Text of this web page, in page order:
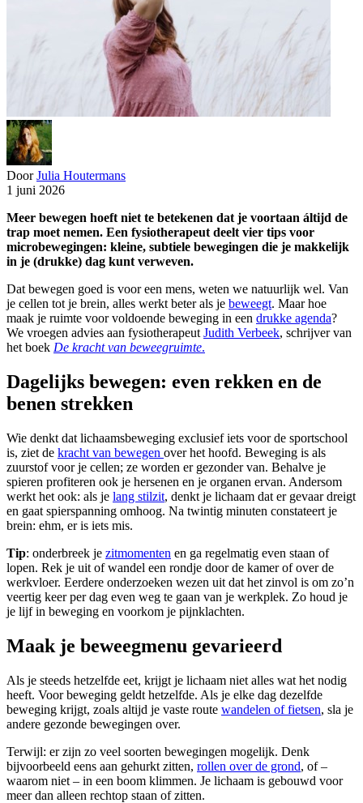
Door Julia Houtermans
1 juni 2026
Meer bewegen hoeft niet te betekenen dat je voortaan áltijd de
trap moet nemen. Een fysiotherapeut deelt vier tips voor
microbewegingen: kleine, subtiele bewegingen die je makkelijk
in je (drukke) dag kunt verweven.
Dat bewegen goed is voor een mens, weten we natuurlijk wel. Van
je cellen tot je brein, alles werkt beter als je beweegt. Maar hoe
maak je ruimte voor voldoende beweging in een drukke agenda?
We vroegen advies aan fysiotherapeut Judith Verbeek, schrijver van
het boek De kracht van beweegruimte.
Dagelijks bewegen: even rekken en de
benen strekken
Wie denkt dat lichaamsbeweging exclusief iets voor de sportschool
is, ziet de kracht van bewegen over het hoofd. Beweging is als
zuurstof voor je cellen; ze worden er gezonder van. Behalve je
spieren profiteren ook je hersenen en je organen ervan. Andersom
werkt het ook: als je lang stilzit, denkt je lichaam dat er gevaar dreigt
en gaat spierspanning omhoog. Na twintig minuten constateert je
brein: ehm, er is iets mis.
Tip: onderbreek je zitmomenten en ga regelmatig even staan of
lopen. Rek je uit of wandel een rondje door de kamer of over de
werkvloer. Eerdere onderzoeken wezen uit dat het zinvol is om zo’n
veertig keer per dag even weg te gaan van je werkplek. Zo houd je
je lijf in beweging en voorkom je pijnklachten.
Maak je beweegmenu gevarieerd
Als je steeds hetzelfde eet, krijgt je lichaam niet alles wat het nodig
heeft. Voor beweging geldt hetzelfde. Als je elke dag dezelfde
beweging krijgt, zoals altijd je vaste route wandelen of fietsen, sla je
andere gezonde bewegingen over.
Terwijl: er zijn zo veel soorten bewegingen mogelijk. Denk
bijvoorbeeld eens aan gehurkt zitten, rollen over de grond, of –
waarom niet – in een boom klimmen. Je lichaam is gebouwd voor
meer dan alleen rechtop staan of zitten.